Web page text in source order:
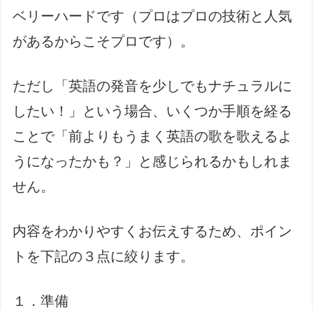
ベリーハードです（プロはプロの技術と人気
があるからこそプロです）。
ただし「英語の発音を少しでもナチュラルに
したい！」という場合、いくつか手順を経る
ことで「前よりもうまく英語の歌を歌えるよ
うになったかも？」と感じられるかもしれま
せん。
内容をわかりやすくお伝えするため、ポイン
トを下記の３点に絞ります。
１．準備